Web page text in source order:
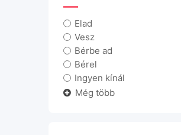
Elad
Vesz
Bérbe ad
Bérel
Ingyen kínál
Még több